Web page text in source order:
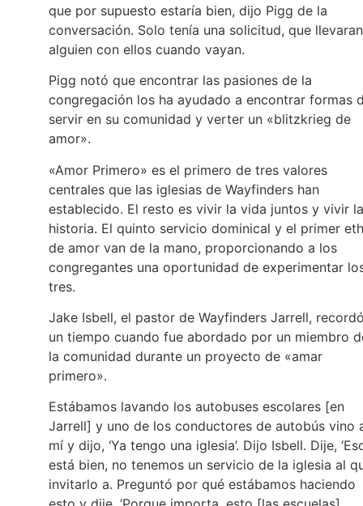
que por supuesto estaría bien, dijo Pigg de la
conversación. Solo tenía una solicitud, que
alguien con ellos cuando vayan.
Pigg notó que encontrar las pasiones de la
congregación los ha ayudado a encontrar formas
servir en su comunidad y verter un «blitzkrieg de
amor».
«Amor Primero» es el primero de tres valores
centrales que las iglesias de Wayfinders han
establecido. El resto es vivir la vida juntos y vivir la
historia. El quinto servicio dominical y el primer
de amor van de la mano, proporcionando a los
congregantes una oportunidad de experimentar
tres.
Jake Isbell, el pastor de Wayfinders Jarrell,
un tiempo cuando fue abordado por un miembro
la comunidad durante un proyecto de «amar
primero».
Estábamos lavando los autobuses escolares [en
Jarrell] y uno de los conductores de autobús vino
mí y dijo, ‘Ya tengo una iglesia’. Dijo Isbell. Dije,
está bien, no tenemos un servicio de la iglesia al
invitarlo a. Preguntó por qué estábamos haciendo